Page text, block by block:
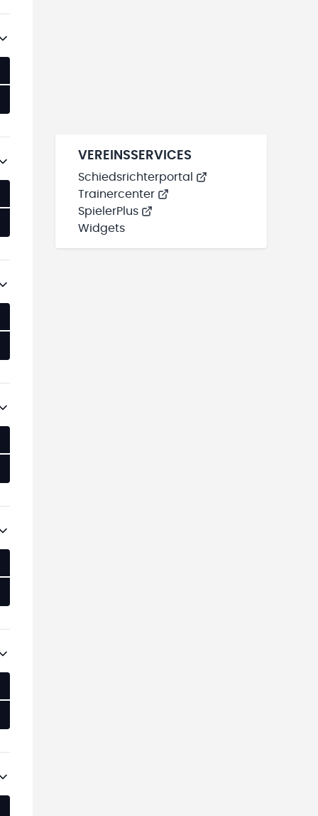
VEREINSSERVICES
Schiedsrichterportal
Trainercenter
SpielerPlus
Widgets